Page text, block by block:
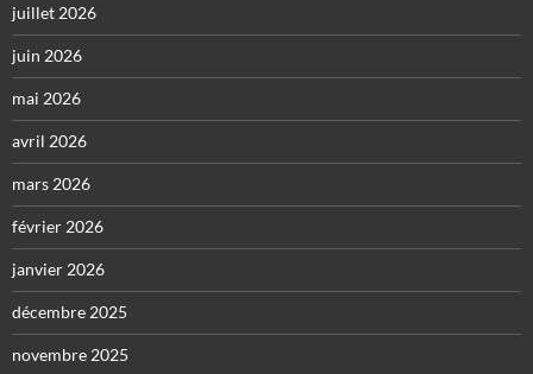
juillet 2026
juin 2026
mai 2026
avril 2026
mars 2026
février 2026
janvier 2026
décembre 2025
novembre 2025